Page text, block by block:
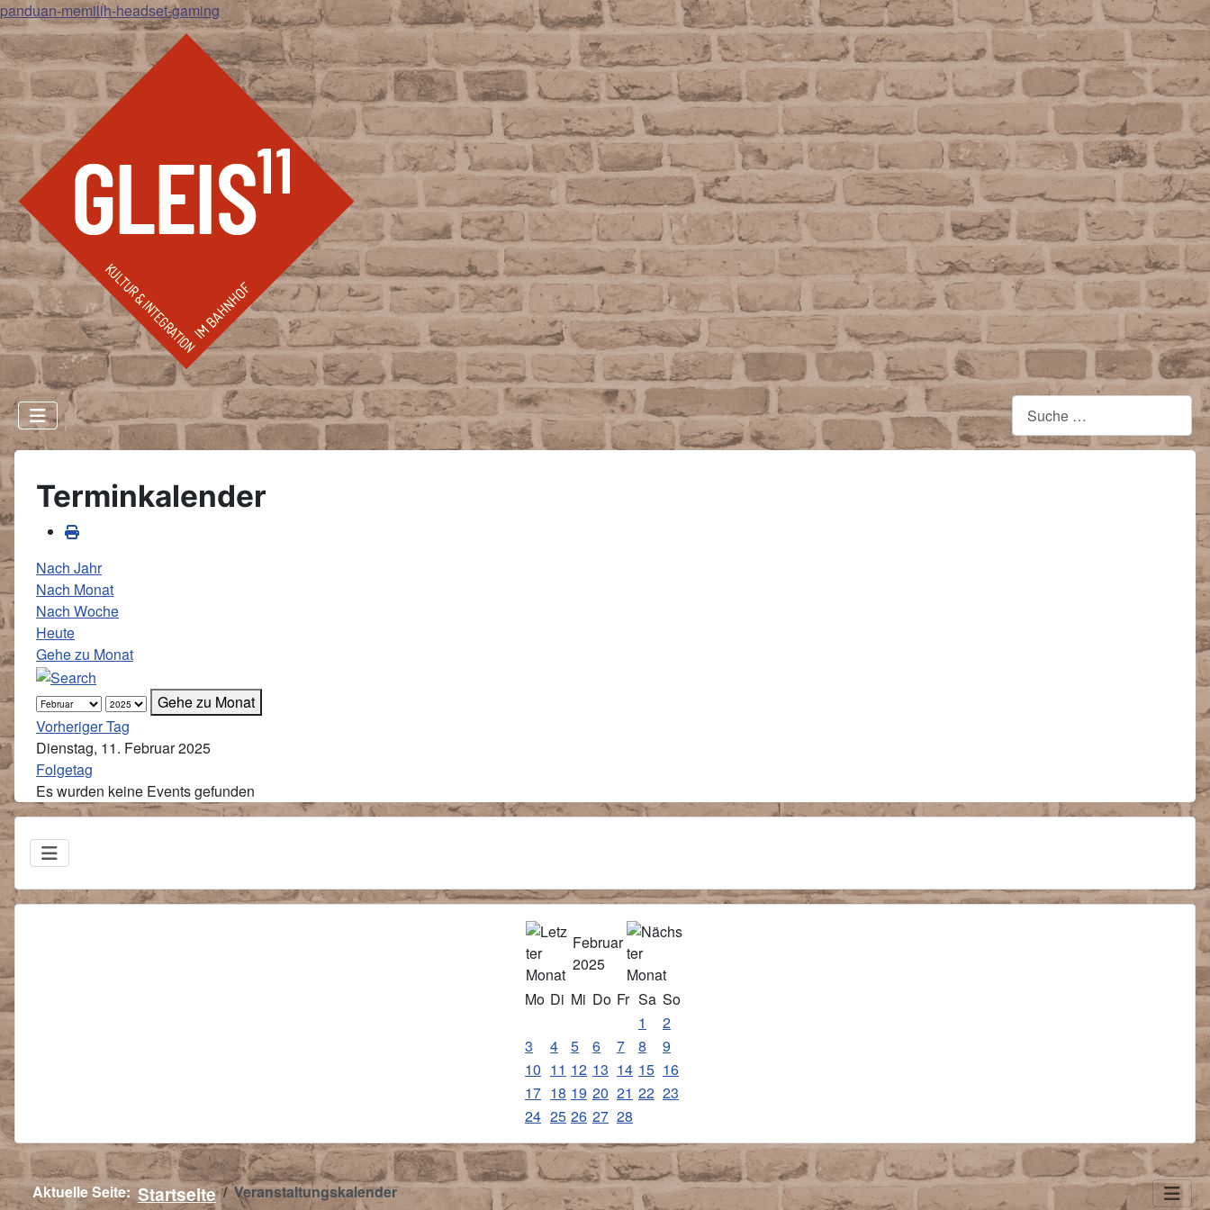
panduan-memilih-headset-gaming
Februar
2025
Mo Di Mi Do Fr Sa So
1
2
3
4 5 6 7 8
9
10 11 12 13 14 15 16
17 18 19 20 21 22 23
24 25 26 27 28
Terminkalender
Nach Jahr
Nach Monat
Nach Woche
Heute
Gehe zu Monat
Gehe zu Monat
Vorheriger Tag
Dienstag, 11. Februar 2025
Folgetag
Es wurden keine Events gefunden
Aktuelle Seite:Startseite Veranstaltungskalender